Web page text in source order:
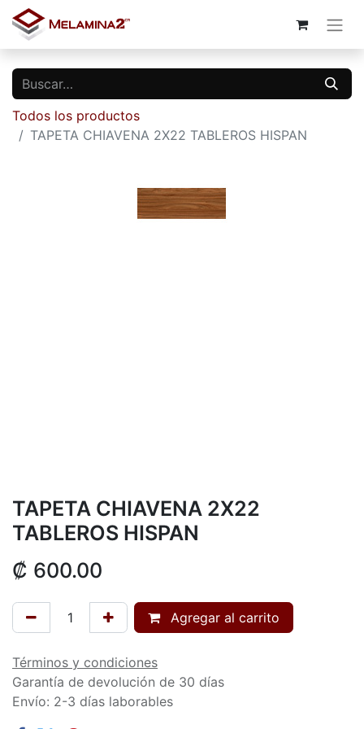
Todos los productos
TAPETA CHIAVENA 2X22 TABLEROS HISPAN
TAPETA CHIAVENA 2X22
TABLEROS HISPAN
₡ 600.00
Agregar al carrito
Términos y condiciones
Garantía de devolución de 30 días
Envío: 2-3 días laborables